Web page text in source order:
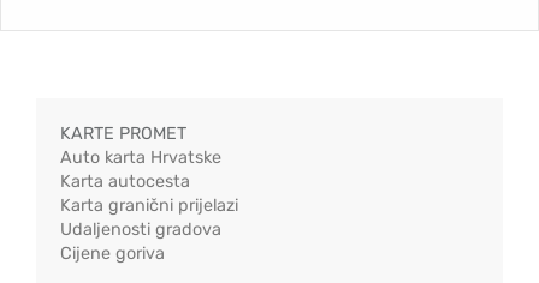
KARTE PROMET
Auto karta Hrvatske
Karta autocesta
Karta granični prijelazi
Udaljenosti gradova
Cijene goriva